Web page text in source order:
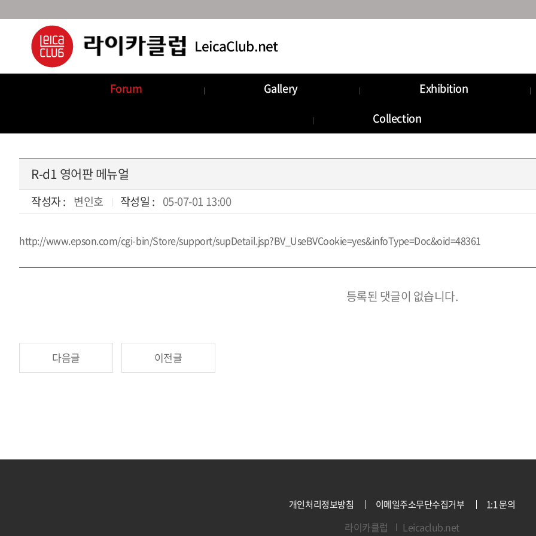
Forum Gallery
Exhibition
Collection
Information
R-d1 영어판 메뉴얼
작성자 : 변인호 작성일 : 05-07-01 13:00
본문
http://www.epson.com/cgi-bin/Store/support/supDetail.jsp?BV_UseBVCookie=yes&infoType=Doc&oid=48361
등록된 댓글이 없습니다.
다음글 이전글
개인처리정보방침 이메일주소무단수집거부 1:1 문의
라이카클럽 Leicaclub.net